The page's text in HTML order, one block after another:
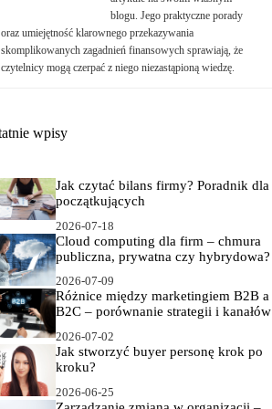
blogu. Jego praktyczne porady
oraz umiejętność klarownego przekazywania
skomplikowanych zagadnień finansowych sprawiają, że
czytelnicy mogą czerpać z niego niezastąpioną wiedzę.
wpisy
Jak czytać bilans firmy? Poradnik dla
początkujących
2026-07-18
Cloud computing dla firm – chmura
publiczna, prywatna czy hybrydowa?
2026-07-09
Różnice między marketingiem B2B a
B2C – porównanie strategii i kanałów
2026-07-02
Jak stworzyć buyer personę krok po
kroku?
2026-06-25